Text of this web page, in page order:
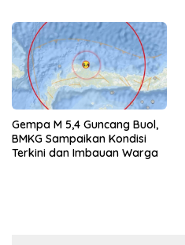
Gempa M 5,4 Guncang Buol,
BMKG Sampaikan Kondisi
Terkini dan Imbauan Warga